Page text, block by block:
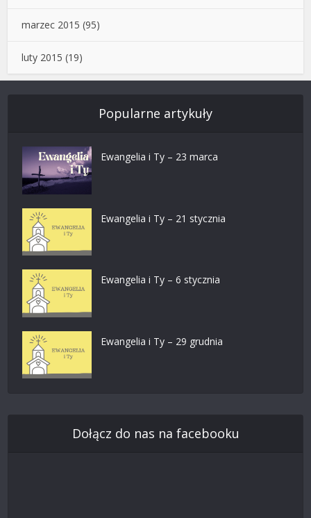
marzec 2015 (95)
luty 2015 (19)
Popularne artykuły
Ewangelia i Ty – 23 marca
Ewangelia i Ty – 21 stycznia
Ewangelia i Ty – 6 stycznia
Ewangelia i Ty – 29 grudnia
Dołącz do nas na facebooku